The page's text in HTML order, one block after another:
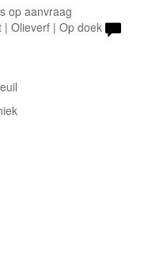
op aanvraag
| Olieverf | Op doek